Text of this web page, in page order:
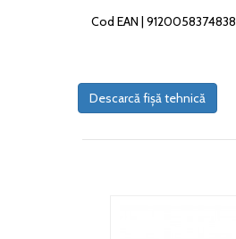
Cod EAN | 9120058374838
Descarcă fișă tehnică